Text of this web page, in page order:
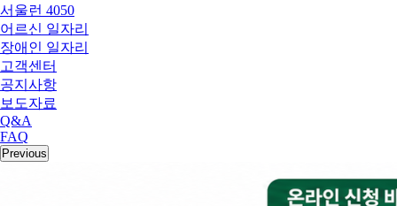
서울런 4050
어르신 일자리
장애인 일자리
고객센터
공지사항
보도자료
Q&A
FAQ
Previous